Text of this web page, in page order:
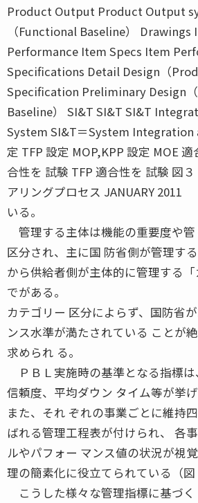
Product Output Product Output
（Functional Baseline）
Performance Item Specs Item
Specifications Detail Design（
Specification Preliminary Design
Baseline） SI&T SI&T SI&T
System SI&T＝System Integration
定 TFP 設定 MOP,KPP 設定 MOE
合性を 試験 TFP 適合性を 試験 図
アリングプロセス JANUARY
いる。
管理する主体は機能の重要度や
区分され、主に国 防省側が管理す
から供給者側が主体的に管理する
でがある。
カテゴリー 区分によらず、国防省
ンス水準が満たされている ことが
求められ る。
ＰＢＬ実施時の基準となる指標は
信頼度、平均ダウン タイム等が挙げ
また、それ ぞれの事業ごとに維持
ばれる管理工程表が付けられ、 各
ルやパフォー マンス値の状況が視
理の簡素化に役立てられている（図
こうした様々な管理指標に基づく